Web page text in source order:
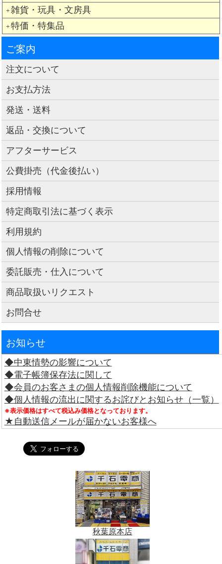
＋ 雑貨・玩具・文房具
＋ 特価・特集品
ご案内
注文について
お支払方法
発送・送料
返品・交換について
アフターサービス
公費掛売（代金後払い）
採用情報
特定商取引法に基づく表示
利用規約
個人情報の削除について
委託販売・仕入について
商品取扱いリクエスト
お問合せ
お知らせ
◆中東情勢の影響について
◆電子帳簿保存法に関して
◆会員のお客さまの個人情報削除機能について
◆個人情報の流出に関するお詫びとお知らせ（一覧）
※表示価格はすべて税込み価格となっております。
★自動送信メールが届かないお客様へ
秋葉原本店